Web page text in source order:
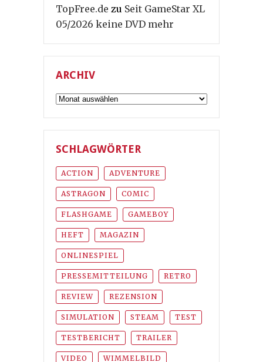
TopFree.de zu Seit GameStar XL
05/2026 keine DVD mehr
ARCHIV
Archiv
SCHLAGWÖRTER
ACTION ADVENTURE
ASTRAGON COMIC
FLASHGAME GAMEBOY
HEFT MAGAZIN
ONLINESPIEL
PRESSEMITTEILUNG RETRO
REVIEW REZENSION
SIMULATION STEAM TEST
TESTBERICHT TRAILER
VIDEO WIMMELBILD